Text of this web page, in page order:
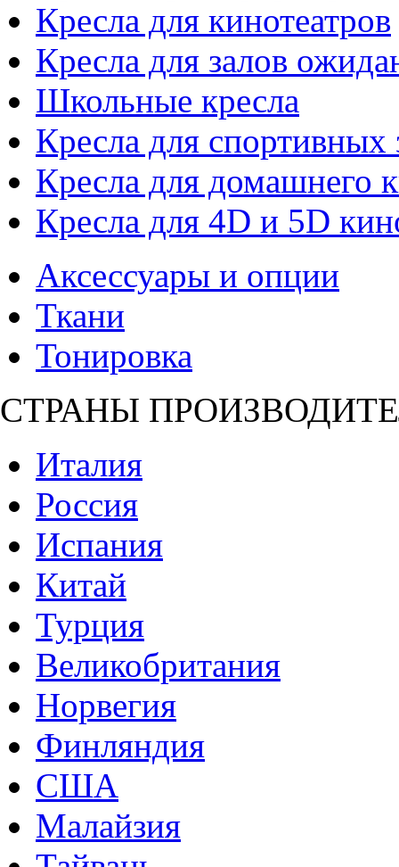
Кресла для кинотеатров
Кресла для залов
Школьные кресла
Кресла для спортивных
Кресла для домашнего
Кресла для 4D и 5D
Аксессуары и опции
Ткани
Тонировка
СТРАНЫ
Италия
Россия
Испания
Китай
Турция
Великобритания
Норвегия
Финляндия
США
Малайзия